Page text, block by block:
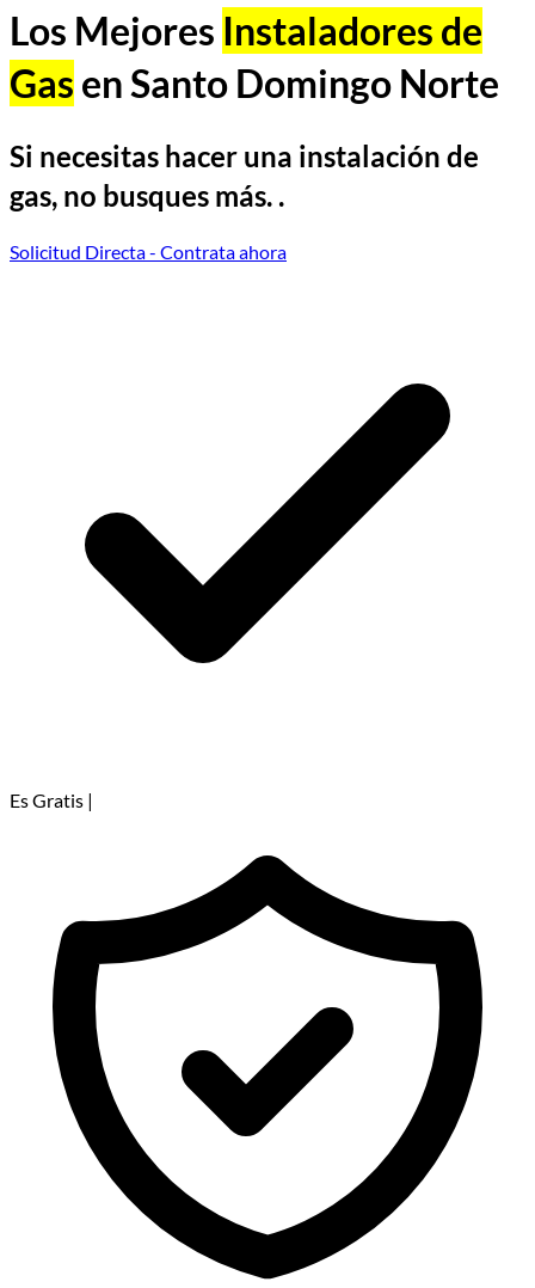
Los Mejores Instaladores de
Gas en Santo Domingo Norte
Si necesitas hacer una instalación de
gas, no busques más. .
Solicitud Directa- Contrata ahora
Es Gratis |